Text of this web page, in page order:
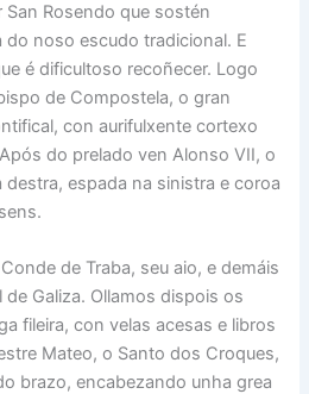
Rosendo que sostén
do noso escudo tradicional. E
é dificultoso recoñecer. Logo
de Compostela, o gran
con aurifulxente cortexo
do prelado ven Alonso VII, o
espada na sinistra e coroa
de Traba, seu aio, e demáis
Galiza. Ollamos dispois os
fileira, con velas acesas e libros
Mateo, o Santo dos Croques,
brazo, encabezando unha grea